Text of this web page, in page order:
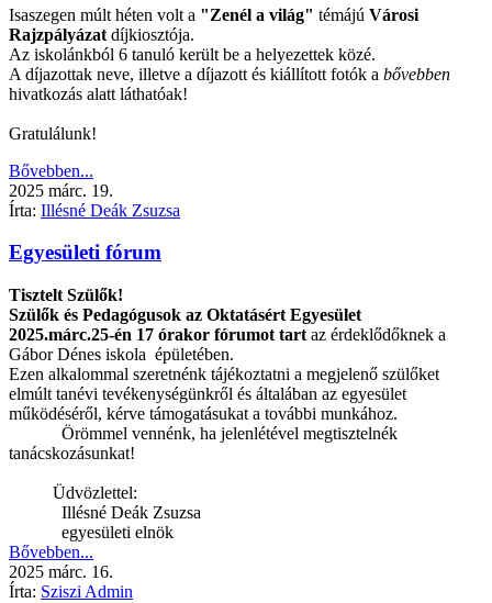
Isaszegen múlt héten volt a "Zenél a világ" témájú Városi
Rajzpályázat díjkiosztója.
Az iskolánkból 6 tanuló került be a helyezettek közé.
A díjazottak neve, illetve a díjazott és kiállított fotók a bővebben
hivatkozás alatt láthatóak!
Gratulálunk!
Bővebben...
2025 márc. 19.
Írta: Illésné Deák Zsuzsa
Egyesületi fórum
Tisztelt Szülők!
Szülők és Pedagógusok az Oktatásért Egyesület
2025.márc.25-én 17 órakor fórumot tart az érdeklődőknek a
Gábor Dénes iskola épületében.
Ezen alkalommal szeretnénk tájékoztatni a megjelenő szülőket
elmúlt tanévi tevékenységünkről és általában az egyesület
működéséről, kérve támogatásukat a további munkához.
Örömmel vennénk, ha jelenlétével megtisztelnék
tanácskozásunkat!
Üdvözlettel:
Illésné Deák Zsuzsa
egyesületi elnök
Bővebben...
2025 márc. 16.
Írta: Sziszi Admin